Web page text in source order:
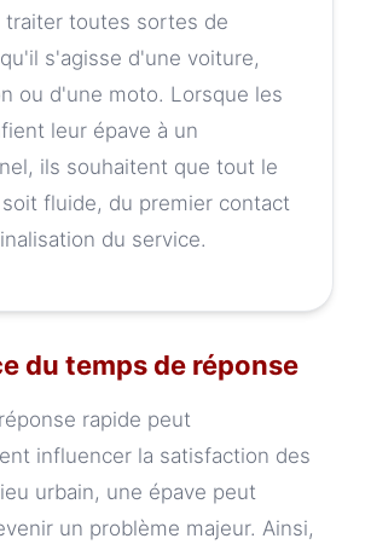
traiter toutes sortes de
s'agisse d'une voiture,
ou d'une moto. Lorsque les
leur épave à un
ils souhaitent que tout le
fluide, du premier contact
du service.
du temps de réponse
rapide peut
influencer la satisfaction des
urbain, une épave peut
un problème majeur. Ainsi,